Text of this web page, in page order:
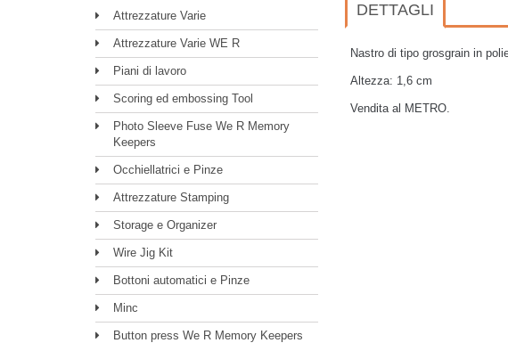
Attrezzature Varie
Attrezzature Varie WE R
Piani di lavoro
Scoring ed embossing Tool
Photo Sleeve Fuse We R Memory
Keepers
Occhiellatrici e Pinze
Attrezzature Stamping
Storage e Organizer
Wire Jig Kit
Bottoni automatici e Pinze
Minc
Button press We R Memory Keepers
DETTAGLI
Nastro di tipo grosgrain in
Altezza: 1,6 cm
Vendita al METRO.